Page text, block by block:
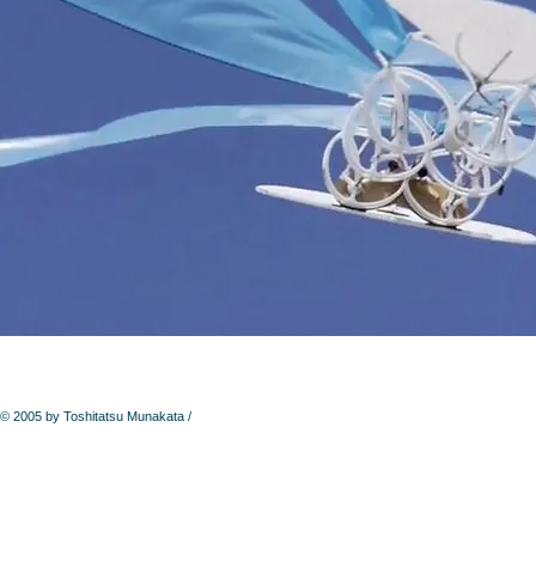
© 2005 by Toshitatsu Munakata /